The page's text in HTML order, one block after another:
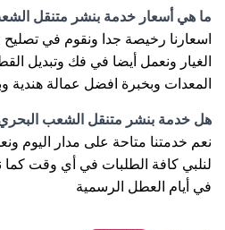
ما هي أسعار خدمة بنشر متنقل
اسعارنا رخيصة جدا ونقوم في
الغيار ونعمل أيضا في فك وتبديل
المعدات وبخبرة افضل عمالة هندية
هل خدمة بنشر متنقل الشعب
نعم خدمتنا متاحة على مدار اليوم
لنلبي كافة الطلبات في أي وقت كما
في أيام العطل الرسمية